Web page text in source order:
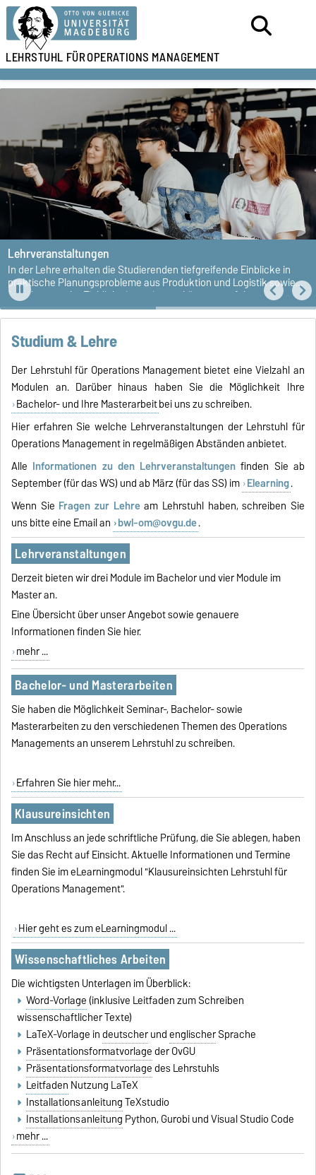
LEHRSTUHL FÜROPERATIONS MANAGEMENT
Lehrveranstaltungen
In der Lehre erhalten die Studierenden tiefgreifende Einblicke in
praktische Planungsprobleme aus Produktion und Logistik sowie
forschungsnahe Einblicke in geeignete Lösungsverfahren.
Studium & Lehre
Der Lehrstuhl für Operations Management bietet eine Vielzahl an
Modulen an. Darüber hinaus haben Sie die Möglichkeit Ihre
Bachelor- und Ihre Masterarbeitbei uns zu schreiben.
Hier erfahren Sie welche Lehrveranstaltungen der Lehrstuhl für
Operations Management in regelmäßigen Abständen anbietet.
Alle Informationen zu den Lehrveranstaltungen finden Sie ab
September (für das WS) und ab März (für das SS) im Elearning.
Wenn Sie Fragen zur Lehream Lehrstuhl haben, schreiben Sie
uns bitte eine Email an bwl-om@ovgu.de.
Lehrveranstaltungen
Derzeit bieten wir drei Module im Bachelor und vier Module im
Master an.
Eine Übersicht über unser Angebot sowie genauere
Informationen finden Sie hier.
mehr ...
Bachelor- und Masterarbeiten
Sie haben die Möglichkeit Seminar-, Bachelor- sowie
Masterarbeiten zu den verschiedenen Themen des Operations
Managements an unserem Lehrstuhl zu schreiben.
Erfahren Sie hier mehr...
Klausureinsichten
Im Anschluss an jede schriftliche Prüfung, die Sie ablegen, haben
Sie das Recht auf Einsicht. Aktuelle Informationen und Termine
finden Sie im eLearningmodul "Klausureinsichten Lehrstuhl für
Operations Management".
Hier geht es zum eLearningmodul ...
Wissenschaftliches Arbeiten
Die wichtigsten Unterlagen im Überblick:
Word-Vorlage(inklusive Leitfaden zum Schreiben
wissenschaftlicher Texte)
LaTeX-Vorlage indeutscherundenglischerSprache
Präsentationsformatvorlageder OvGU
Präsentationsformatvorlagedes Lehrstuhls
Leitfaden Nutzung LaTeX
InstallationsanleitungTeXstudio
Installationsanleitung Python, Gurobi und Visual Studio Code
mehr ...